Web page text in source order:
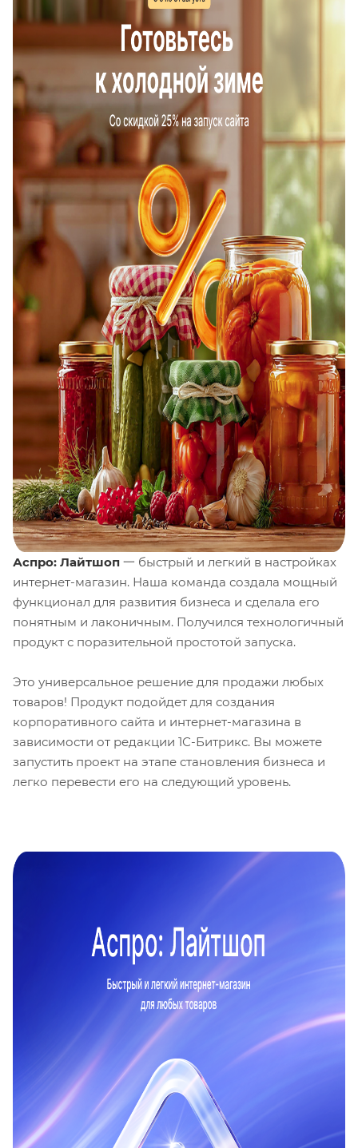
Аспро: Лайтшоп 一 быстрый и легкий в настройках
интернет-магазин. Наша команда создала мощный
функционал для развития бизнеса и сделала его
понятным и лаконичным. Получился технологичный
продукт с поразительной простотой запуска.
Это универсальное решение для продажи любых
товаров! Продукт подойдет для создания
корпоративного сайта и интернет-магазина в
зависимости от редакции 1С-Битрикс. Вы можете
запустить проект на этапе становления бизнеса и
легко перевести его на следующий уровень.